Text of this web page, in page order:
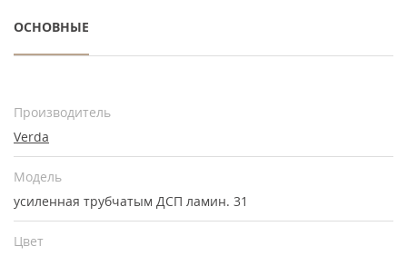
ОСНОВНЫЕ
Производитель
Verda
Модель
усиленная трубчатым ДСП ламин. 31
Цвет